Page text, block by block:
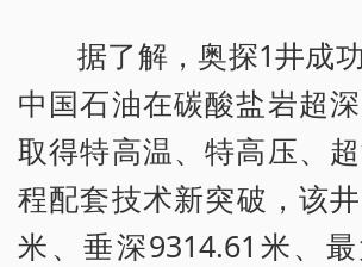
据了解，奥探1井成
中国石油在碳酸盐岩超
取得特高温、特高压、
程配套技术新突破，该
米、垂深9314.61米、